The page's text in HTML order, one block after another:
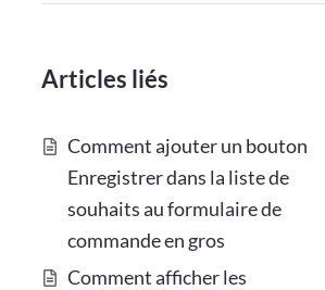
Articles liés
Comment ajouter un bouton
Enregistrer dans la liste de
souhaits au formulaire de
commande en gros
Comment afficher les